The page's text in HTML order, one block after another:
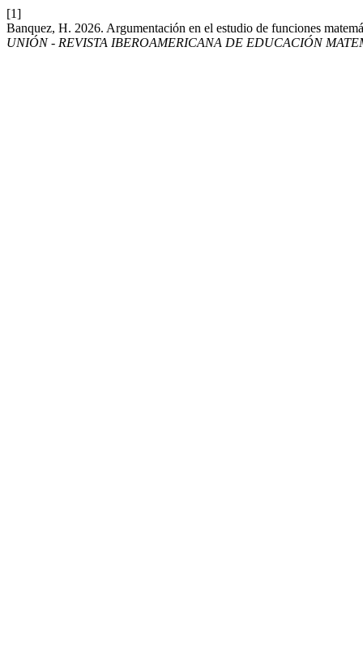
[1]
Banquez, H. 2026. Argumentación en el estudio de funciones
UNIÓN - REVISTA IBEROAMERICANA DE EDUCACIÓN